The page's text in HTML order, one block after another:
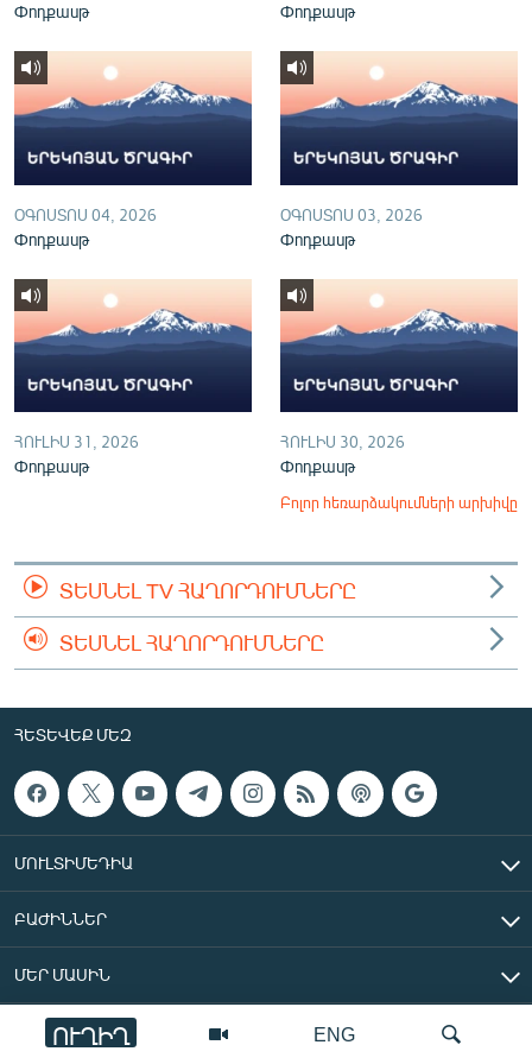
English
Русский
ՀԵՏԵՎԵՔ ՄԵԶ
«Ազատության» բոլոր կայքերը
ENG
ՈՒՂԻՂ
Փոդքասթ Փոդքասթ
ՕԳՈՍՏՈՍ 04, 2026
Փոդքասթ
ՕԳՈՍՏՈՍ 03, 2026
Փոդքասթ
ՀՈՒԼԻՍ 31, 2026
Փոդքասթ
ՀՈՒԼԻՍ 30, 2026
Փոդքասթ
Բոլոր հեռարձակումների արխիվը
ՏԵՍՆԵԼ TV ՀԱՂՈՐԴՈՒՄՆԵՐԸ
ՏԵՍՆԵԼ ՀԱՂՈՐԴՈՒՄՆԵՐԸ
ՀԵՏԵՎԵՔ ՄԵԶ
ՄՈՒԼՏԻՄԵԴԻԱ
ԲԱԺԻՆՆԵՐ
ՄԵՐ ՄԱՍԻՆ
«Ազատ Եվրոպա/Ազատություն» ռադիոկայան © 2026